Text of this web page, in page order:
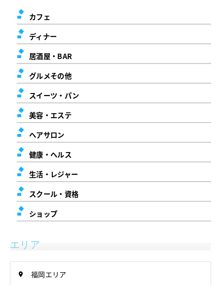
カフェ
ディナー
居酒屋・BAR
グルメその他
スイーツ・パン
美容・エステ
ヘアサロン
健康・ヘルス
生活・レジャー
スクール・資格
ショップ
エリア
福岡エリア